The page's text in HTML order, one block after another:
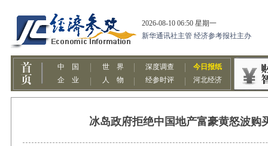
冰岛政府拒绝中国地产富豪黄怒波购